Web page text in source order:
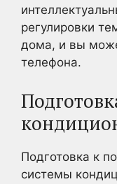
регулировки
дома, и вы
телефона.
Подготовка к
системы